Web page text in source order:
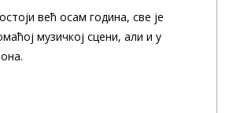
већ осам година, све је
музичкој сцени, али и у